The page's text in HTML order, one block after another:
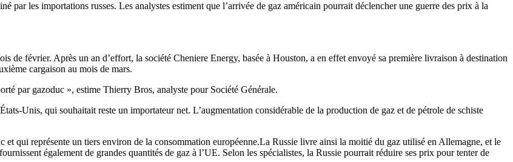
par les importations russes. Les analystes estiment que l’arrivée de gaz américain pourrait déclencher une guerre des prix à la
de février. Après un an d’effort, la société Cheniere Energy, basée à Houston, a en effet envoyé sa première livraison à destination
cargaison au mois de mars.
par gazoduc », estime Thierry Bros, analyste pour Société Générale.
Unis, qui souhaitait reste un importateur net. L’augmentation considérable de la production de gaz et de pétrole de schiste
qui représente un tiers environ de la consommation européenne.La Russie livre ainsi la moitié du gaz utilisé en Allemagne, et le
également de grandes quantités de gaz à l’UE. Selon les spécialistes, la Russie pourrait réduire ses prix pour tenter de